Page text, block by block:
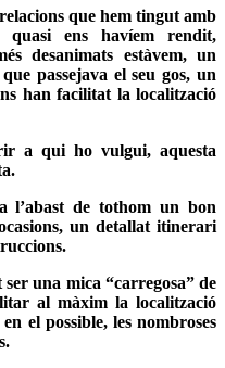
que hem tingut amb
quasi ens havíem rendit,
desanimats estàvem, un
passejava el seu gos, un
han facilitat la localització
a qui ho vulgui, aquesta
l’abast de tothom un bon
un detallat itinerari
una mica “carregosa” de
al màxim la localització
el possible, les nombroses